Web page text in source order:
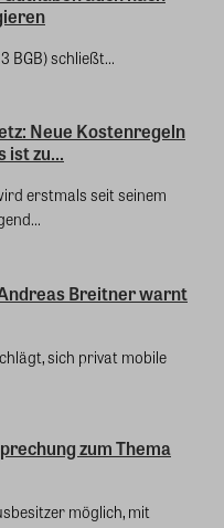
BGB) schließt...
Neue Kostenregeln
ist zu...
erstmals seit seinem
Breitner warnt
sich privat mobile
zum Thema
möglich, mit